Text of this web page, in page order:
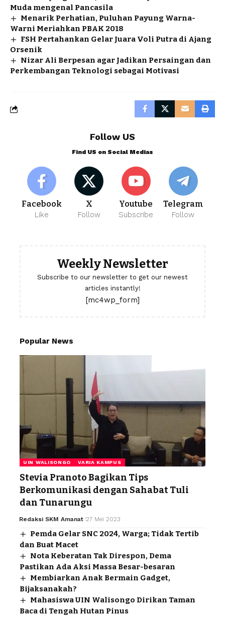
Muda mengenal Pancasila
Menarik Perhatian, Puluhan Payung Warna-
Warni Meriahkan PBAK 2018
FSH Pertahankan Gelar Juara Voli Putra di Ajang
Orsenik
Nizar Ali Berpesan agar Jadikan Persaingan dan
Perkembangan Teknologi sebagai Motivasi
Follow US
Find US on Social Medias
Facebook
Like
X
Follow
Youtube
Subscribe
Telegram
Follow
Weekly Newsletter
Subscribe to our newsletter to get our newest
articles instantly!
[mc4wp_form]
Popular News
UIN WALISONGO VARIA KAMPUS
Stevia Pranoto Bagikan Tips
Berkomunikasi dengan Sahabat Tuli
dan Tunarungu
Redaksi SKM Amanat 27 Mei 2023
Pemda Gelar SNC 2024, Warga; Tidak Tertib
dan Buat Macet
Nota Keberatan Tak Direspon, Dema
Pastikan Ada Aksi Massa Besar-besaran
Membiarkan Anak Bermain Gadget,
Bijaksanakah?
Mahasiswa UIN Walisongo Dirikan Taman
Baca di Tengah Hutan Pinus